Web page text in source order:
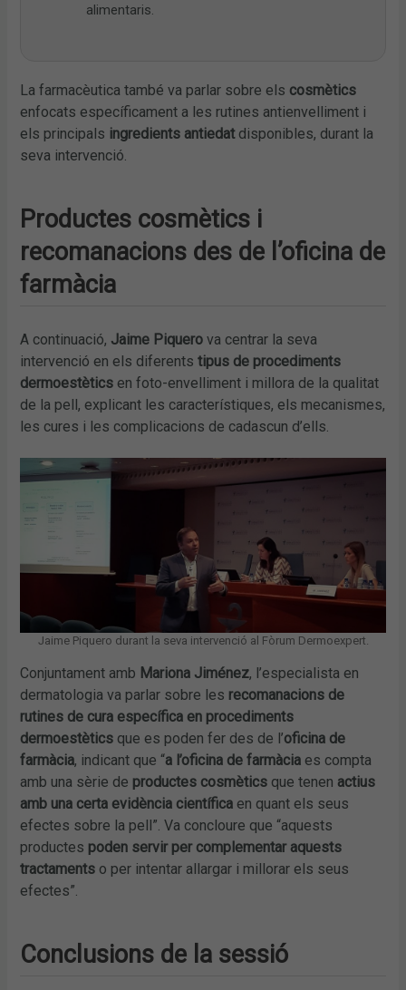
alimentaris.
La farmacèutica també va parlar sobre els cosmètics
enfocats específicament a les rutines antienvelliment i
els principals ingredients antiedatdisponibles, durant la
seva intervenció.
Productes cosmètics i
recomanacions des de l’oficina de
farmàcia
A continuació, Jaime Piquero va centrar la seva
intervenció en els diferentstipus de procediments
dermoestètics en foto-envelliment i millora de la qualitat
de la pell, explicant les característiques, els mecanismes,
les cures i les complicacions de cadascun d’ells.
Jaime Piquero durant la seva intervenció al Fòrum Dermoexpert.
Conjuntament amb Mariona Jiménez, l’especialista en
dermatologia va parlar sobre les recomanacions de
rutines de cura específica en procediments
dermoestètics que es poden fer des de l’oficina de
farmàcia, indicant que “a l’oficina de farmàcia es compta
amb una sèrie de productes cosmètics que tenen actius
amb una certa evidència científica en quant els seus
efectes sobre la pell”. Va concloure que “aquests
productes poden servir per complementar aquests
tractaments o per intentar allargar i millorar els seus
efectes”.
Conclusions de la sessió